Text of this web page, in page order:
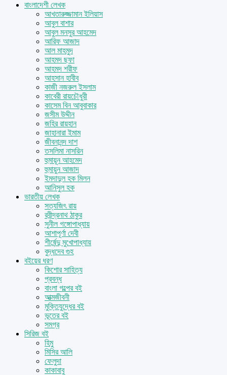
বাংলাদেশী লেখক
আখতারুজ্জামান ইলিয়াস
আবুল বাশার
আবুল মনসুর আহমেদ
আরিফ আজাদ
আল মাহমুদ
আহমদ ছফা
আহমদ শরীফ
আহসান হাবীব
কাজী নজরুল ইসলাম
কাবেরী রায়চৌধুরী
কাসেম বিন আবুবাকার
জসীম উদ্দীন
জহির রায়হান
জাহানারা ইমাম
জীবনানন্দ দাশ
তসলিমা নাসরিন
হুমায়ূন আহমেদ
হুমায়ুন আজাদ
ইমদাদুল হক মিলন
আনিসুল হক
ভারতীয় লেখক
সত্যজিৎ রায়
রবীন্দ্রনাথ ঠাকুর
সুনীল গঙ্গোপাধ্যায়
আশাপূর্ণা দেবী
শীর্ষেন্দু মুখোপাধ্যায়
বুদ্ধদেব গুহ
বইয়ের ধরণ
কিশোর সাহিত্য
প্রবন্ধ
বাংলা গল্পের বই
আত্মজীবনী
মুক্তিযুদ্ধের বই
ভূতের বই
সমগ্র
সিরিজ বই
হিমু
মিসির আলি
ফেলুদা
কাকাবাবু